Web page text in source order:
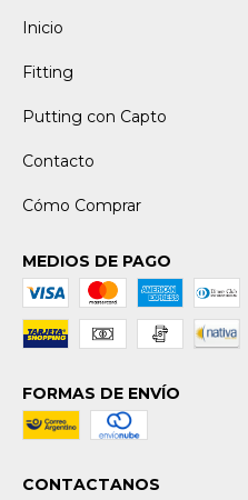
Inicio
Fitting
Putting con Capto
Contacto
Cómo Comprar
MEDIOS DE PAGO
FORMAS DE ENVÍO
CONTACTANOS